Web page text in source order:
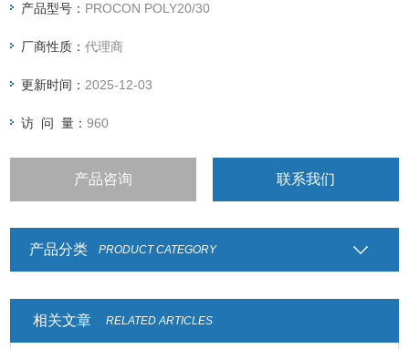
产品型号： PROCON POLY20/30
厂商性质：代理商
更新时间： 2025-12-03
访 问 量：960
产品咨询 联系我们
产品分类 PRODUCT CATEGORY
相关文章 RELATED ARTICLES